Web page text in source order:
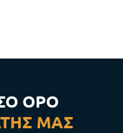
ΌΡΟ
ΜΑΣ